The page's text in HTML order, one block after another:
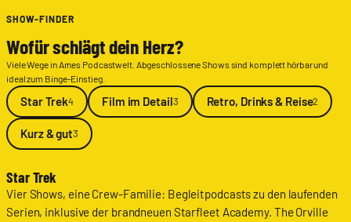
SHOW-FINDER
Wofür schlägt dein Herz?
Viele Wege in Arnes Podcastwelt. Abgeschlossene Shows sind komplett hörbar und
ideal zum Binge-Einstieg.
Star Trek4 Film im Detail3 Retro, Drinks & Reise2
Kurz & gut3
Star Trek
Vier Shows, eine Crew-Familie: Begleitpodcasts zu den laufenden
Serien, inklusive der brandneuen Starfleet Academy. The Orville